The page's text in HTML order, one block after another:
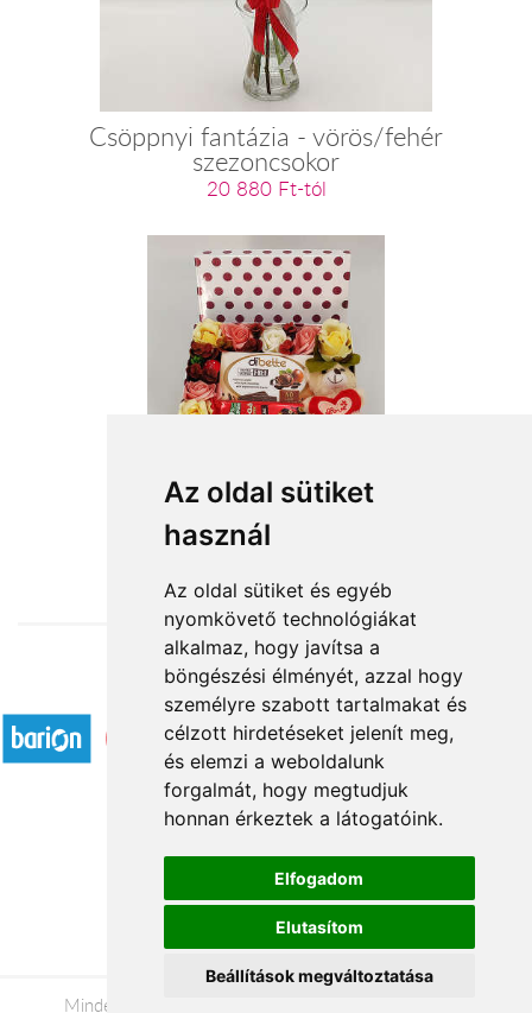
Az oldal sütiket
használ
Az oldal sütiket és egyéb
nyomkövető technológiákat
alkalmaz, hogy javítsa a
böngészési élményét, azzal hogy
személyre szabott tartalmakat és
célzott hirdetéseket jelenít meg,
és elemzi a weboldalunk
forgalmát, hogy megtudjuk
honnan érkeztek a látogatóink.
Elfogadom
Elutasítom
Beállítások megváltoztatása
Csöppnyi fantázia - vörös/fehér
szezoncsokor
20 880 Ft-tól
Cukormentes szeretettel
15 584 Ft-tól
Elfogadott fizetési módok
Á.SZ.F.
Impresszum
Adatkezelési tájékoztató
Minden jog fenntartva © 2026 |